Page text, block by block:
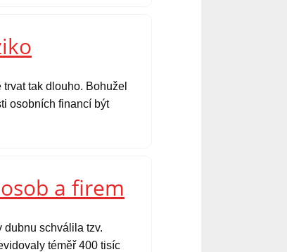
tak dlouho. Bohužel
osobních financí být
a firem
schválila tzv.
téměř 400 tisíc